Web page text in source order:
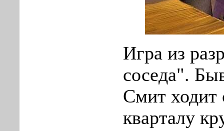
Игра из
соседа".
Смит ходит
кварталу